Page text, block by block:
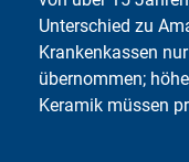
Unterschied zu
Krankenkassen
übernommen;
Keramik müssen